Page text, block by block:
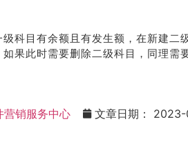
科目有余额且有发生额，在新建二
果此时需要删除二级科目，同理需
销服务中心 文章日期：